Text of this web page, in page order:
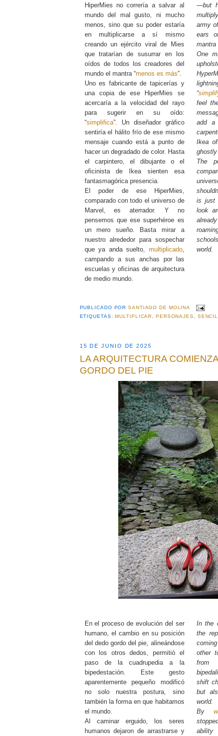
HiperMies no correría a salvar al
mundo del mal gusto, ni mucho
menos, sino que su poder estaría
en multiplicarse a sí mismo
creando un ejército viral de Mies
que tratarían de susurrar en los
oídos de todos los creadores del
mundo el mantra “menos es más”.
Uno es fabricante de tapicerías y
una copia de ese HiperMies se
acercaría a la velocidad del rayo
para sugerir en su oído:
“simplifica”. Un diseñador gráfico
sentiría el hálito frío de ese mismo
mensaje cuando está a punto de
hacer un degradado de color. Hasta
el carpintero, el dibujante o el
oficinista de Ikea sienten esa
fantasmagórica presencia.
El poder de ese HiperMies,
comparado con todo el universo de
Marvel, es aterrador. Y no
pensemos que ese superhéroe es
un mero sueño. Basta mirar a
nuestro alrededor para sospechar
que ya anda suelto, multiplicado,
campando a sus anchas por las
escuelas y oficinas de arquitectura
de medio mundo.
—but
army
ears
mantra
One
“
feel
add a
Ikea
The
is just
look
world.
PUBLICADO PORSANTIAGO DE MOLINA
ETIQUETAS: MULTIPLICAR, PERSONAJES,
15 DE JUNIO DE 2025
LA ARQUITECTURA
GORDO DEL PIE
En el proceso de evolución del ser
humano, el cambio en su posición
del dedo gordo del pie, alineándose
con los otros dedos, permitió el
paso de la cuadrupedia a la
bipedestación. Este gesto
aparentemente pequeño modificó
no solo nuestra postura, sino
también la forma en que habitamos
el mundo.
Al caminar erguido, los seres
humanos dejaron de arrastrarse y
In the
the
other
from
shift
but
world.
By
ability